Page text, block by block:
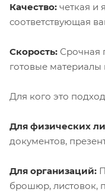
Качество: четкая и
соответствующая
Скорость: Срочная
готовые
Для кого это
Для физических
документов,
Для организаций:
брошюр, листовок,